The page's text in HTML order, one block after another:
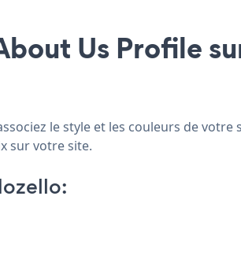
Us Profile
le style et les couleurs de
sur votre site.